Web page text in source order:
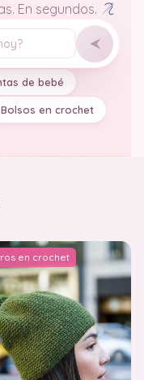
En segundos.
de bebé
Bolsos en crochet
en crochet